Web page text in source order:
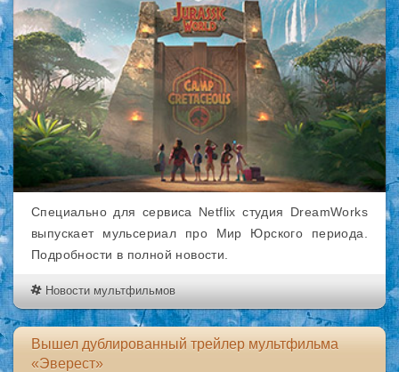
Специально для сервиса Netflix студия DreamWorks
выпускает мульсериал про Мир Юрского периода.
Подробности в полной новости.
Новости мультфильмов
Вышел дублированный трейлер мультфильма
«Эверест»